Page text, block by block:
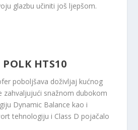
glazbu učiniti još ljepšom.
POLK HTS10
poboljšava doživljaj kućnog
zahvaljujući snažnom dubokom
Dynamic Balance kao i
tehnologiju i Class D pojačalo